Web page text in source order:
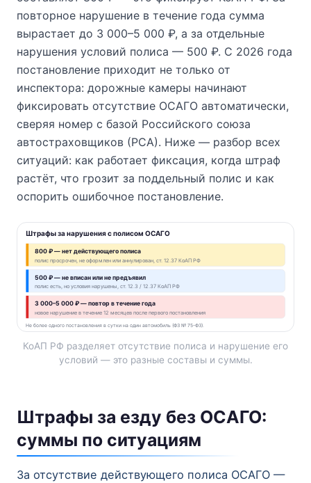
повторное нарушение в течение года сумма
вырастает до 3 000–5 000 ₽, а за отдельные
нарушения условий полиса — 500 ₽. С 2026 года
постановление приходит не только от
инспектора: дорожные камеры начинают
фиксировать отсутствие ОСАГО автоматически,
сверяя номер с базой Российского союза
автостраховщиков (РСА). Ниже — разбор всех
ситуаций: как работает фиксация, когда штраф
растёт, что грозит за поддельный полис и как
оспорить ошибочное постановление.
Штрафы за нарушения с полисом ОСАГО
800 ₽ — нет действующего полиса
полис просрочен, не оформлен или аннулирован, ст. 12.37 КоАП РФ
500 ₽ — не вписан или не предъявил
полис есть, но условия нарушены, ст. 12.3 / 12.37 КоАП РФ
3 000–5 000 ₽ — повтор в течение года
новое нарушение в течение 12 месяцев после первого постановления
Не более одного постановления в сутки на один автомобиль (ФЗ № 75-ФЗ).
КоАП РФ разделяет отсутствие полиса и нарушение его
условий — это разные составы и суммы.
Штрафы за езду без ОСАГО:
суммы по ситуациям
За отсутствие действующего полиса ОСАГО —